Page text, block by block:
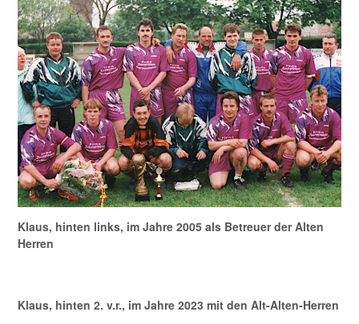
Klaus, hinten links, im Jahre 2005 als Betreuer der Alten
Herren
Klaus, hinten 2. v.r., im Jahre 2023 mit den Alt-Alten-Herren